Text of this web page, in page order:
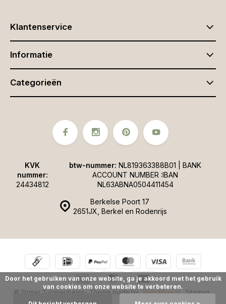
Klantenservice
Informatie
Categorieën
Berkelse Poort 17
2651JX, Berkel en Rodenrijs
KVK
nummer:
24434812
btw-nummer: NL819363388B01 | BANK
ACCOUNT NUMBER :IBAN
NL63ABNA0504411454
© Stigter Tuinmeubelen- Theme made by Webdinge.nl Sitemap
Door het gebruiken van onze website, ga je akkoord met het gebruik
van cookies om onze website te verbeteren.